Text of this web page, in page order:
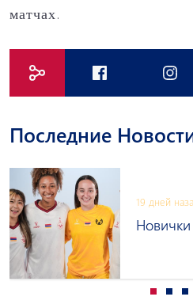
матчах.
Последние
19 дней